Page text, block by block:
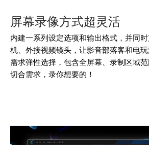
屏幕录像方式超灵活
内建一系列设定选项和输出格式，并同
机、外接视频镜头，让影音部落客和电
需求弹性选择，包含全屏幕、录制区域
切合需求，录你想要的！